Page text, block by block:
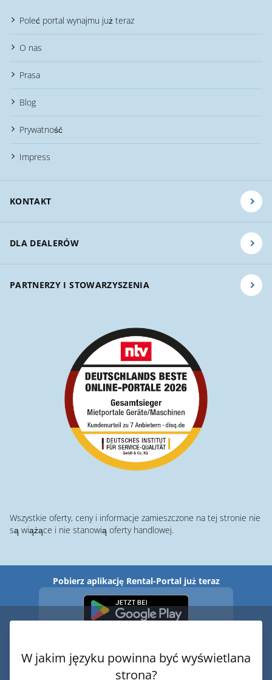
Poleć portal wynajmu już teraz
O nas
Prasa
Blog
Prywatność
Impress
KONTAKT
DLA DEALERÓW
PARTNERZY I STOWARZYSZENIA
Wszystkie oferty, ceny i informacje zamieszczone na tej stronie nie
są wiążące i nie stanowią oferty handlowej.
Pobierz aplikację Rental-Portal już teraz
W jakim języku powinna być wyświetlana
strona?